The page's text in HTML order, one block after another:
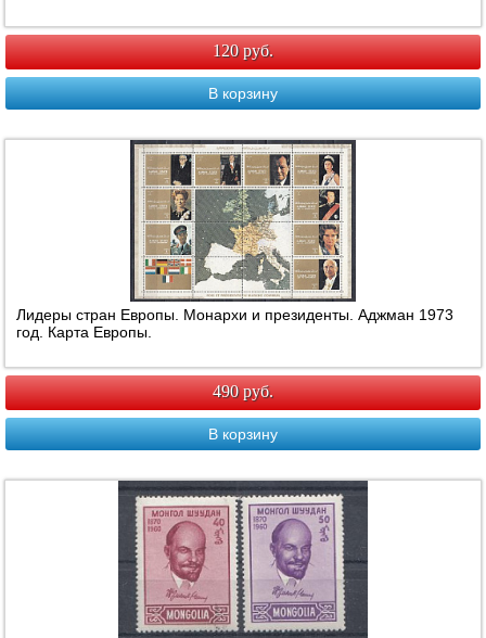
120 руб.
В корзину
Лидеры стран Европы. Монархи и президенты. Аджман 1973
год. Карта Европы.
490 руб.
В корзину